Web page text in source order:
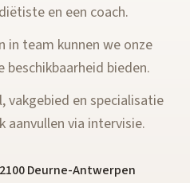
en een coach.
in team kunnen we onze
bieden.
vakgebied en specialisatie
aanvullen via intervisie.
Deurne-Antwerpen